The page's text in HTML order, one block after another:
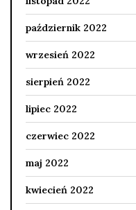
październik 2022
wrzesień 2022
sierpień 2022
lipiec 2022
czerwiec 2022
maj 2022
kwiecień 2022